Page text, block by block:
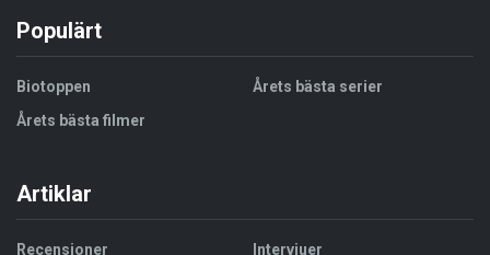
Populärt
Biotoppen
Årets bästa filmer
Årets bästa serier
Artiklar
Recensioner Intervjuer